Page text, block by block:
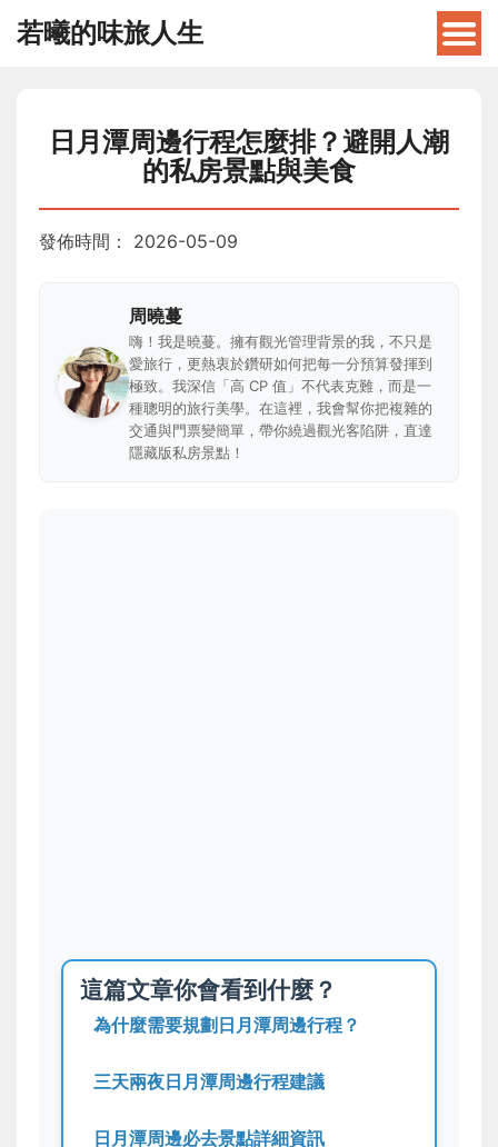
若曦的味旅人生
日月潭周邊行程怎麼排？避開人潮
的私房景點與美食
發佈時間： 2026-05-09
周曉蔓
嗨！我是曉蔓。擁有觀光管理背景的我，不只是
愛旅行，更熱衷於鑽研如何把每一分預算發揮到
極致。我深信「高 CP 值」不代表克難，而是一
種聰明的旅行美學。在這裡，我會幫你把複雜的
交通與門票變簡單，帶你繞過觀光客陷阱，直達
隱藏版私房景點！
這篇文章你會看到什麼？
為什麼需要規劃日月潭周邊行程？
三天兩夜日月潭周邊行程建議
日月潭周邊必去景點詳細資訊